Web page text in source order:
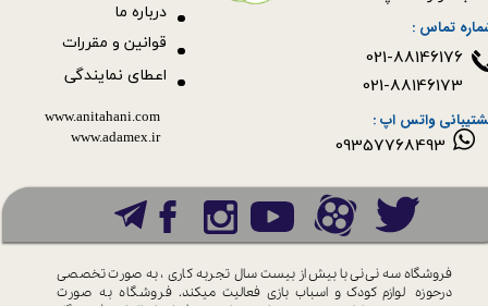
قوانین و مقررات
09357768493
درباره ما
اعطای نمایندگی
www.anitahani.com
www.ada​​​​​​​mex.ir
فروشگاه سه نی نی با بیش از بیست سال تجربه کاری ، به صورت تخصصی
درحوزه لوازم کودک و اسباب بازی فعالیت میکند. فروشگاه به صورت
تماس :
واتس اپ :